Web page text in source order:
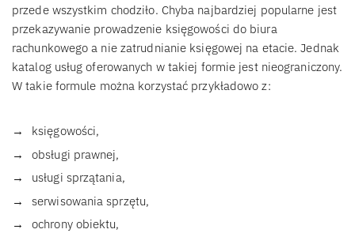
przede wszystkim chodziło. Chyba najbardziej popularne jest
przekazywanie prowadzenie księgowości do biura
rachunkowego a nie zatrudnianie księgowej na etacie. Jednak
katalog usług oferowanych w takiej formie jest nieograniczony.
W takie formule można korzystać przykładowo z:
księgowości,
obsługi prawnej,
usługi sprzątania,
serwisowania sprzętu,
ochrony obiektu,